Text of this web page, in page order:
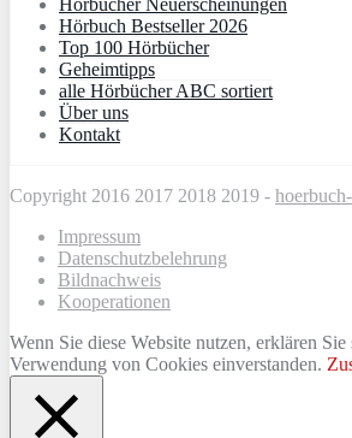
Hörbuch Bestseller 2026
Top 100 Hörbücher
Geheimtipps
alle Hörbücher ABC sortiert
Über uns
Kontakt
Copyright 2016 2017 2018 2019 -
Impressum
Datenschutzbelehrung
Bildnachweis
Kooperationen
Wenn Sie diese Website nutzen, erklären
Verwendung von Cookies einverstanden.